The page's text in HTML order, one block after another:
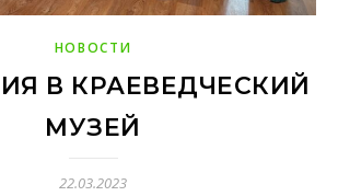
НОВОСТИ
В КРАЕВЕДЧЕСКИЙ
МУЗЕЙ
22.03.2023